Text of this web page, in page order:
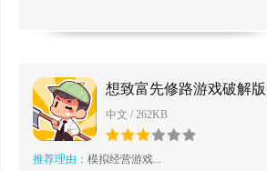
想致富先修路游戏破解版
中文 / 262KB
推荐理由： 模拟经营游戏...